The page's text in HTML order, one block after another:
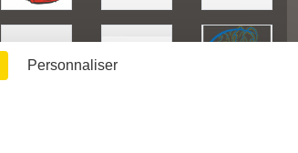
Personnaliser